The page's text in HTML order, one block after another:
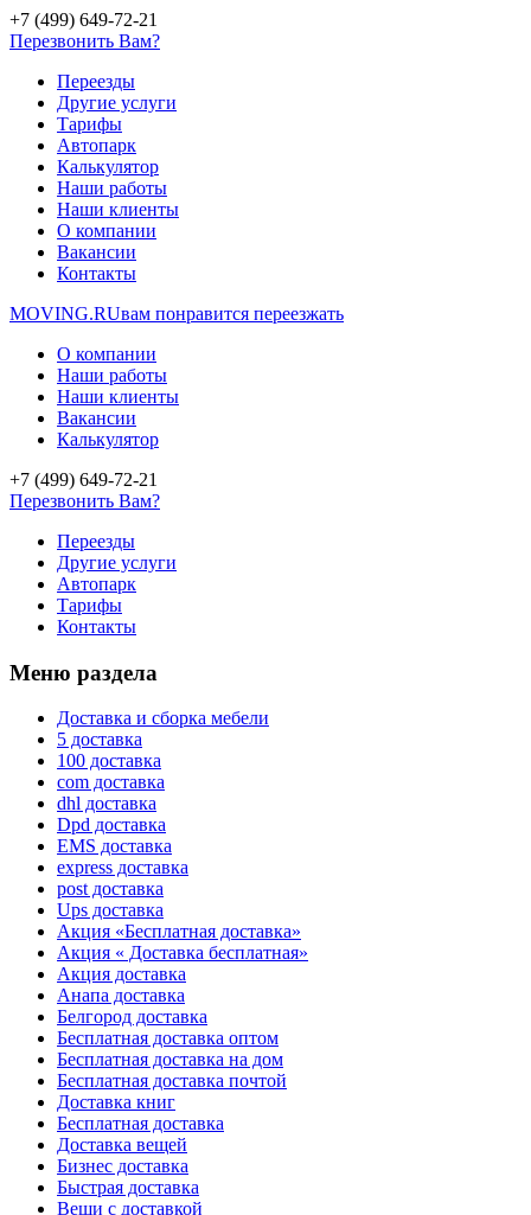
+7 (499) 649-72-21
Перезвонить Вам?
Переезды
Другие услуги
Тарифы
Автопарк
Калькулятор
Наши работы
Наши клиенты
О компании
Вакансии
Контакты
MOVING.RUвам понравится переезжать
О компании
Наши работы
Наши клиенты
Вакансии
Калькулятор
+7 (499) 649-72-21
Перезвонить Вам?
Переезды
Другие услуги
Автопарк
Тарифы
Контакты
Меню раздела
Доставка и сборка мебели
5 доставка
100 доставка
com доставка
dhl доставка
Dpd доставка
EMS доставка
express доставка
post доставка
Ups доставка
Акция «Бесплатная доставка»
Акция « Доставка бесплатная»
Акция доставка
Анапа доставка
Белгород доставка
Бесплатная доставка оптом
Бесплатная доставка на дом
Бесплатная доставка почтой
Доставка книг
Бесплатная доставка
Доставка вещей
Бизнес доставка
Быстрая доставка
Вещи с доставкой